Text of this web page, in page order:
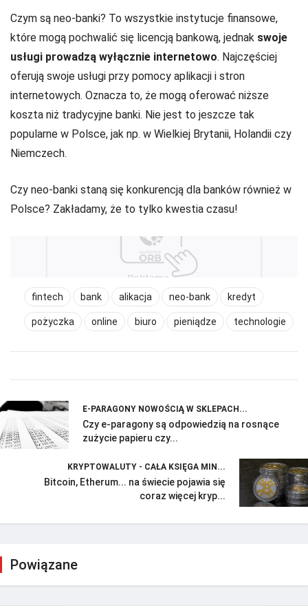
Czym są neo-banki? To wszystkie instytucje finansowe,
które mogą pochwalić się licencją bankową, jednak swoje
usługi prowadzą wyłącznie internetowo. Najczęściej
oferują swoje usługi przy pomocy aplikacji i stron
internetowych. Oznacza to, że mogą oferować niższe
koszta niż tradycyjne banki. Nie jest to jeszcze tak
popularne w Polsce, jak np. w Wielkiej Brytanii, Holandii czy
Niemczech.
Czy neo-banki staną się konkurencją dla banków również w
Polsce? Zakładamy, że to tylko kwestia czasu!
fintech bank alikacja neo-bank kredyt
pożyczka online biuro pieniądze technologie
E-PARAGONY NOWOŚCIĄ W SKLEPACH...
Czy e-paragony są odpowiedzią na rosnące
zużycie papieru czy...
KRYPTOWALUTY - CAŁA KSIĘGA MIN...
Bitcoin, Etherum... na świecie pojawia się
coraz więcej kryp...
Powiązane